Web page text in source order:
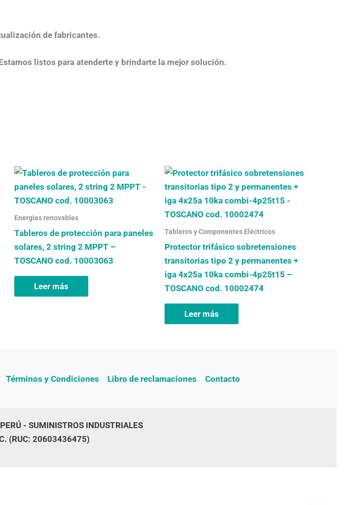
de fabricantes.
listos para atenderte y brindarte la mejor solución.
Energias renovables
Tableros de protección para paneles
solares, 2 string 2 MPPT –
TOSCANO cod. 10003063
Leer más
Tableros y Componentes Eléctricos
Protector trifásico sobretensiones
transitorias tipo 2 y permanentes +
iga 4x25a 10ka combi-4p25t15 –
TOSCANO cod. 10002474
Leer más
Términos y Condiciones Libro de reclamaciones Contacto
- SUMINISTROS INDUSTRIALES
(RUC: 20603436475)